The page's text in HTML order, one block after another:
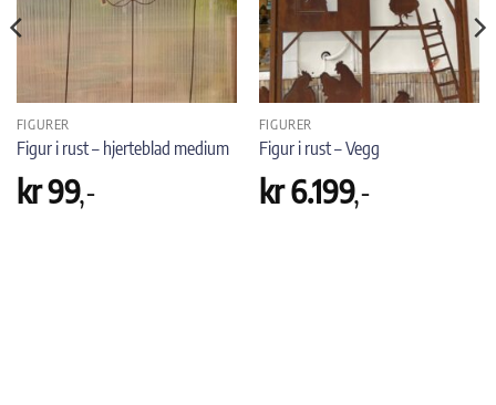
FIGURER
Figur i rust – hjerteblad medium
kr99,-
FIGURER
Figur i rust – Vegg
kr6.199,-